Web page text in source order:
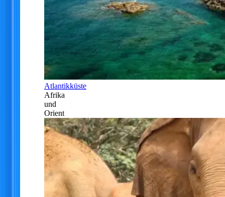
Atlantikküste
Afrika
und
Orient